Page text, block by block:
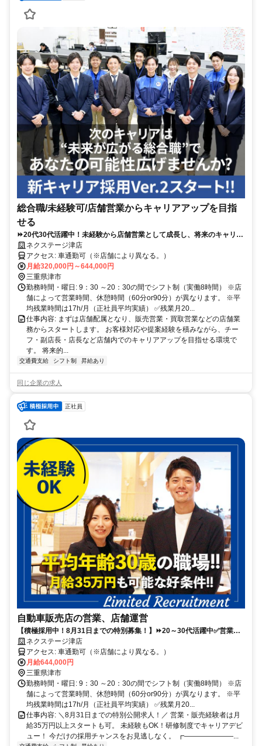
総合職/未経験可/店舗営業からキャリアアップを目指
せる
⏩️20代30代活躍中！未経験から店舗営業として成長し、将来のキャリア
アップも目指せる！
ネクステージ津店
アクセス: 車通勤可（※店舗により異なる。）
月給320,000円～644,000円
三重県津市
勤務時間・曜日: 9：30 ～20：30の間でシフト制（実働8時間） ※店
舗によって営業時間、休憩時間（60分or90分）が異なります。 ※平
均残業時間は17h/月（正社員平均実績） ✅残業月20...
仕事内容: まずは店舗配属となり、販売営業・買取営業などの店舗業
務からスタートします。 お客様対応や提案経験を積みながら、チー
フ・副店長・店長など店舗内でのキャリアアップを目指せる環境で
す。 将来的...
交通費支給 シフト制 昇給あり
同じ企業の求人
正社員
自動車販売店の営業、店舗運営
【積極採用中！8月31日までの特別募集！】⏩️20～30代活躍中✅営業&
販売経験者優遇あり×未経験もOK！（研修あり）※要普通自動車免許
ネクステージ津店
アクセス: 車通勤可（※店舗により異なる。）
月給644,000円
三重県津市
勤務時間・曜日: 9：30 ～20：30の間でシフト制（実働8時間） ※店
舗によって営業時間、休憩時間（60分or90分）が異なります。 ※平
均残業時間は17h/月（正社員平均実績） ✅残業月20...
仕事内容: ＼8月31日までの特別公開求人！／ 営業・販売経験者は月
給35万円以上スタートも可。 未経験もOK！研修制度でキャリアデビ
ュー！ 今だけの採用チャンスをお見逃しなく。 ┏―――――――...